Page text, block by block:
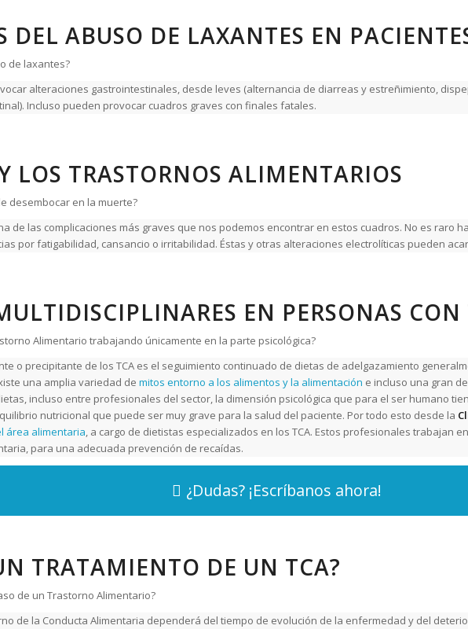
DEL ABUSO DE LAXANTES EN
de laxantes?
alteraciones gastrointestinales, desde leves (alternancia de diarreas y estreñimiento,
Incluso pueden provocar cuadros graves con finales fatales.
LOS TRASTORNOS ALIMENTARIOS
desembocar en la muerte?
de las complicaciones más graves que nos podemos encontrar en estos cuadros. No es raro
por fatigabilidad, cansancio o irritabilidad. Éstas y otras alteraciones electrolíticas pueden
EN PERSONAS CON
Alimentario trabajando únicamente en la parte psicológica?
o precipitante de los TCA es el seguimiento continuado de dietas de adelgazamiento
una amplia variedad de mitos entorno a los alimentos y la alimentación e incluso una gran
incluso entre profesionales del sector, la dimensión psicológica que para el ser humano
nutricional que puede ser muy grave para la salud del paciente. Por todo esto desde la
área alimentaria, a cargo de dietistas especializados en los TCA. Estos profesionales trabajan
para una adecuada prevención de recaídas.
¿Dudas? ¡Escríbanos ahora!
TRATAMIENTO DE UN TCA?
de un Trastorno Alimentario?
de la Conducta Alimentaria dependerá del tiempo de evolución de la enfermedad y del